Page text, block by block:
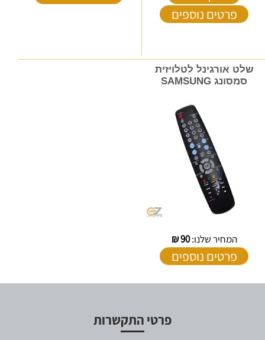
פרטים נוספים
שלט אורגינל לטלויזית
סמסונג SAMSUNG
המחיר שלנו:90
₪
פרטים נוספים
פרטי התקשרות